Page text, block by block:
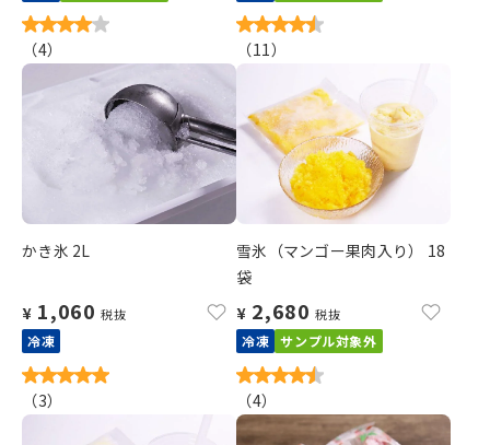
（4） （11）
かき氷 2L
¥ 1,060 税抜
冷凍
（3）
雪氷（マンゴー果肉入り） 18
袋
¥ 2,680 税抜
冷凍 サンプル対象外
（4）